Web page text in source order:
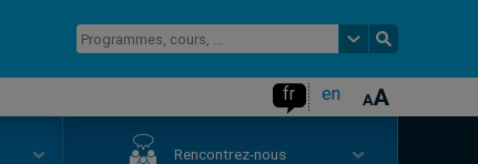
fr en
Rencontrez-nous